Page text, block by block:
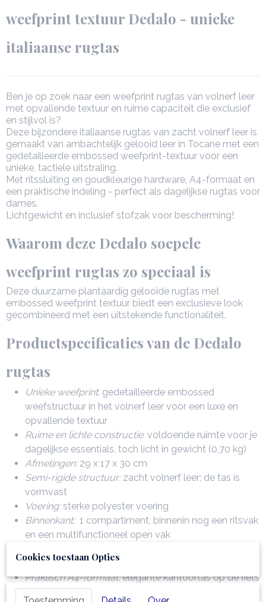
29 x 17 x 30 cm
weefprint textuur Dedalo - unieke
italiaanse rugtas
Ben je op zoek naar een weefprint rugtas van volnerf leer
met opvallende textuur en ruime capaciteit die exclusief
en stijlvol is?
Deze bijzondere italiaanse rugtas van zacht volnerf leer is
gemaakt van ambachtelijk gelooid leer in Tocane met een
gedetailleerde embossed weefprint-textuur voor een
unieke, tactiele uitstraling.
Met ritssluiting en goudkleurige hardware, A4-formaat en
een praktische indeling - perfect als dagelijkse rugtas voor
dames.
Lichtgewicht en inclusief stofzak voor bescherming!
Waarom deze Dedalo soepele
weefprint rugtas zo speciaal is
Deze duurzame plantaardig gelooide rugtas met
embossed weefprint textuur biedt een exclusieve look
gecombineerd met een uitstekende functionaliteit.
Productspecificaties van de Dedalo
rugtas
Unieke weefprint: gedetailleerde embossed
weefstructuur in het volnerf leer voor een luxe en
opvallende textuur
Ruime en lichte constructie:voldoende ruimte voor je
dagelijkse essentials, toch licht in gewicht (0,70 kg)
Afmetingen:29 x 17 x 30 cm
Semi-rigide structuur:zacht volnerf leer; de tas is
vormvast
Voering:sterke polyester voering
Binnenkant:1 compartiment, binnenin nog een ritsvak
en een multifunctioneel open vak
voorkant van de tas zit nog een extra vak met sluiting
Praktisch A4-formaat:elegante kantoortas op de fiets
Luxe afwerking:
Cookies toestaan Opties